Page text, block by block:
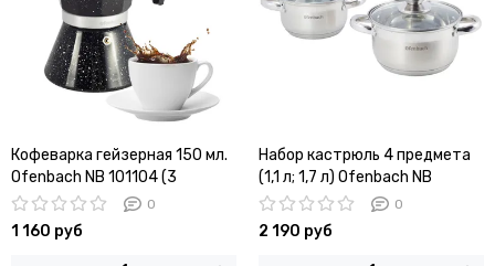
Кофеварка гейзерная 150 мл.
Ofenbach NB 101104 (3
порции) с индукционным
дном
0
1 160 руб
Набор кастрюль 4 предмета
(1,1 л; 1,7 л) Ofenbach NB
100003 из нержавеющей
стали
0
2 190 руб